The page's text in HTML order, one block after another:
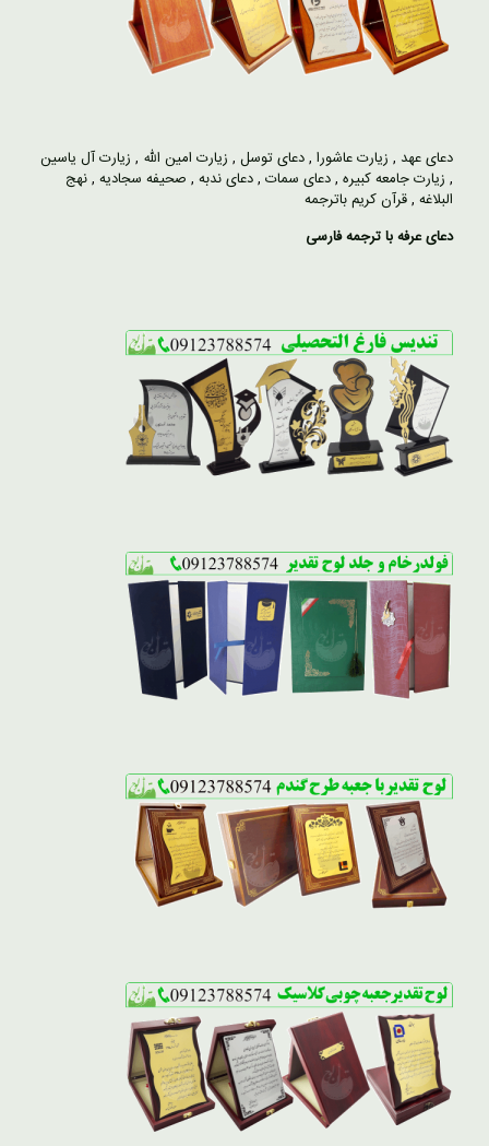
دعای عهد , زیارت عاشورا ,دعای توسل , زیارت امین الله , زیارت آل یاسین
, زیارت جامعه کبیره ,دعای سمات ,دعای ندبه , صحیفه سجادیه ,نهج
البلاغه ,قرآن کریم باترجمه
دعای عرفه با ترجمه فارسی